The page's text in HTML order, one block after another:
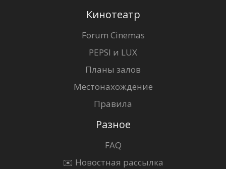
Кинотеатр
Forum Cinemas
PEPSI и LUX
Планы залов
Местонахождение
Правила
Разное
FAQ
✉️ Новостная рассылка